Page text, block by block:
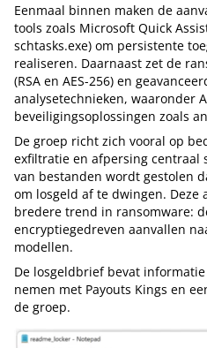
Eenmaal binnen maken de
tools zoals Microsoft Quick
schtasks.exe) om persistente
realiseren. Daarnaast zet de
(RSA en AES-256) en
analysetechnieken, waaronder
beveiligingsoplossingen zoals
De groep richt zich vooral op
exfiltratie en afpersing centraal
van bestanden wordt gestolen
om losgeld af te dwingen. Deze
bredere trend in ransomware:
encryptiegedreven aanvallen
modellen.
De losgeldbrief bevat
nemen met Payouts Kings en
de groep.